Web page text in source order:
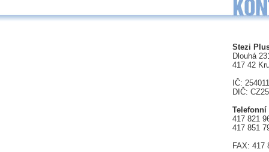
Stezi
Dlouhá
417 42
IČ:
DIČ:
417 821
417 851
FAX: 417